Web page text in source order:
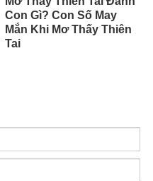
Con Gì? Con Số May
Mắn Khi Mơ Thấy Thiên
Tai